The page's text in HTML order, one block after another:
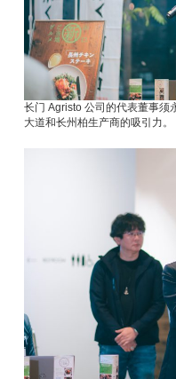
长门 Agristo 公司的代表董事须
大道和长州柏生产商的吸引力。